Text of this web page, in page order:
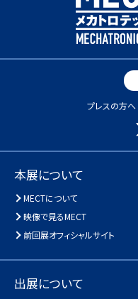
プレスの方へ
本展について
MECTについて
映像で見るMECT
前回展オフィシャルサイト
出展について